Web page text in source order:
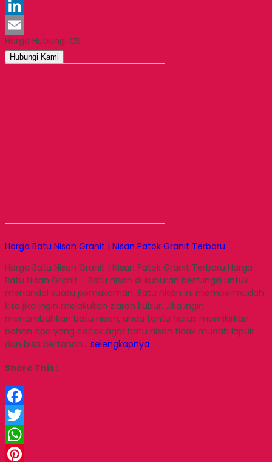
Pinterest
LinkedIn
Email
Harga Hubungi CS
Hubungi Kami
Harga Batu Nisan Granit | Nisan Patok Granit Terbaru
Harga Batu Nisan Granit | Nisan Patok Granit Terbaru Harga
Batu Nisan Granit – Batu nisan di kuburan berfungsi untuk
menandai suatu pemakaman. Batu nisan ini mempermudah
kita jika ingin melakukan ziarah kubur. Jika ingin
menambahkan batu nisan, anda tentu harus memikirkan
bahan apa yang cocok agar batu nisan tidak mudah lapuk
dan bisa bertahan… selengkapnya
Share This :
Facebook
Twitter
WhatsApp